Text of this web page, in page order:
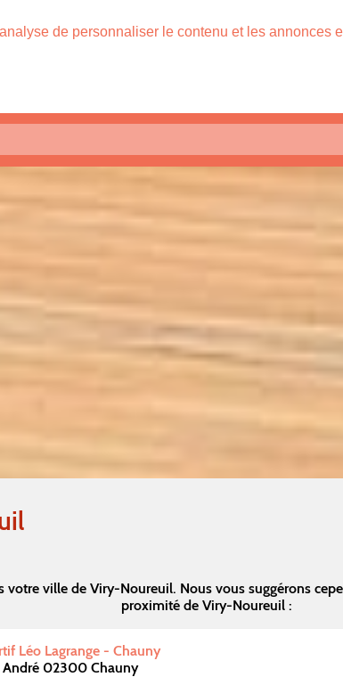
de personnaliser le contenu et les annonces
votre ville de Viry-Noureuil. Nous vous suggérons
proximité de Viry-Noureuil :
Léo Lagrange - Chauny
André 02300 Chauny